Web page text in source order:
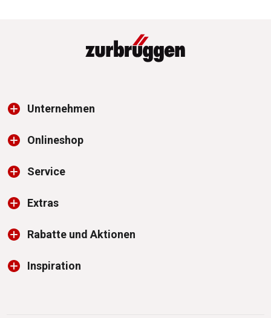
Unternehmen
Onlineshop
Service
Extras
Rabatte und Aktionen
Inspiration